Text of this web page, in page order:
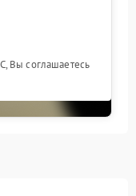
Вы соглашаетесь